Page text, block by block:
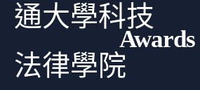
通大學科技
法律學院
Awards